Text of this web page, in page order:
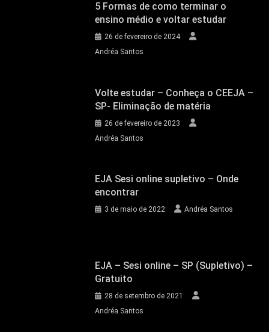
5 Formas de como terminar o
ensino médio e voltar estudar
26 de fevereiro de 2024
Andréa Santos
Volte estudar – Conheça o CEEJA –
SP- Eliminação de matéria
26 de fevereiro de 2023
Andréa Santos
EJA Sesi online supletivo – Onde
encontrar
3 de maio de 2022 Andréa Santos
EJA – Sesi online – SP (Supletivo) –
Gratuito
28 de setembro de 2021
Andréa Santos